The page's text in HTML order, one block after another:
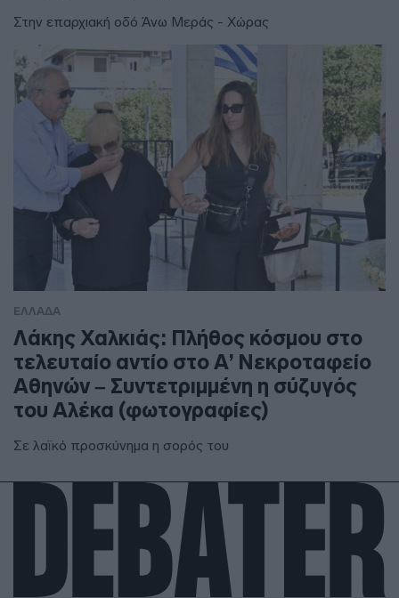
Στην επαρχιακή οδό Άνω Μεράς - Χώρας
ΕΛΛΑΔΑ
Λάκης Χαλκιάς: Πλήθος κόσμου στο
τελευταίο αντίο στο Α’ Νεκροταφείο
Αθηνών – Συντετριμμένη η σύζυγός
του Αλέκα (φωτογραφίες)
Σε λαϊκό προσκύνημα η σορός του